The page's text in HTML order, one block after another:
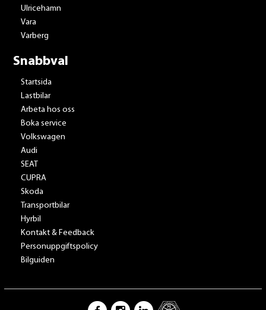
Ulricehamn
Vara
Varberg
Snabbval
Startsida
Lastbilar
Arbeta hos oss
Boka service
Volkswagen
Audi
SEAT
CUPRA
Skoda
Transportbilar
Hyrbil
Kontakt & Feedback
Personuppgiftspolicy
Bilguiden